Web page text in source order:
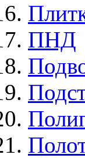
ПНД